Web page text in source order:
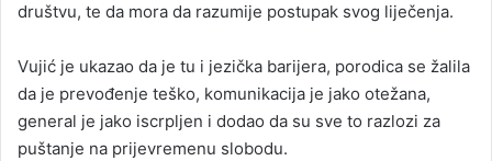
društvu, te da mora da razumije postupak svog liječenja.
Vujić je ukazao da je tu i jezička barijera, porodica se žalila
da je prevođenje teško, komunikacija je jako otežana,
general je jako iscrpljen i dodao da su sve to razlozi za
puštanje na prijevremenu slobodu.